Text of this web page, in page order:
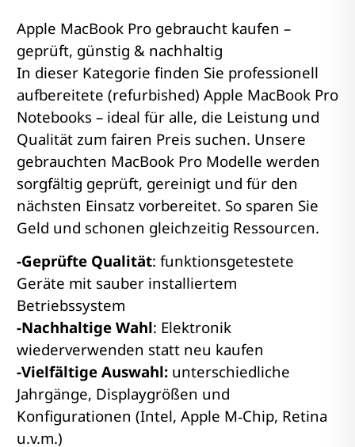
Apple MacBook Pro gebraucht kaufen –
geprüft, günstig & nachhaltig
In dieser Kategorie finden Sie professionell
aufbereitete (refurbished) Apple MacBook Pro
Notebooks – ideal für alle, die Leistung und
Qualität zum fairen Preis suchen. Unsere
gebrauchten MacBook Pro Modelle werden
sorgfältig geprüft, gereinigt und für den
nächsten Einsatz vorbereitet. So sparen Sie
Geld und schonen gleichzeitig Ressourcen.
-Geprüfte Qualität: funktionsgetestete
Geräte mit sauber installiertem
Betriebssystem
-Nachhaltige Wahl: Elektronik
wiederverwenden statt neu kaufen
-Vielfältige Auswahl: unterschiedliche
Jahrgänge, Displaygrößen und
Konfigurationen (Intel, Apple M‑Chip, Retina
u.v.m.)